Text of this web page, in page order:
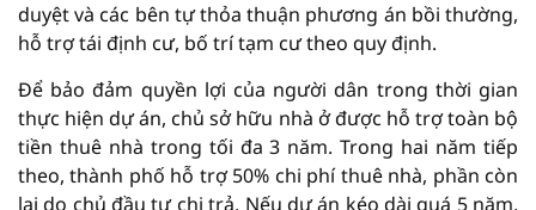
duyệt và các bên tự thỏa thuận phương án bồi thường,
hỗ trợ tái định cư, bố trí tạm cư theo quy định.
Để bảo đảm quyền lợi của người dân trong thời gian
thực hiện dự án, chủ sở hữu nhà ở được hỗ trợ toàn bộ
tiền thuê nhà trong tối đa 3 năm. Trong hai năm tiếp
theo, thành phố hỗ trợ 50% chi phí thuê nhà, phần còn
lại do chủ đầu tư chi trả. Nếu dự án kéo dài quá 5 năm,